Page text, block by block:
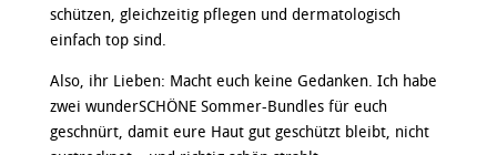
schützen, gleichzeitig pflegen und dermatologisch
einfach top sind.
Also, ihr Lieben: Macht euch keine Gedanken. Ich habe
zwei wunderSCHÖNE Sommer-Bundles für euch
geschnürt, damit eure Haut gut geschützt bleibt, nicht